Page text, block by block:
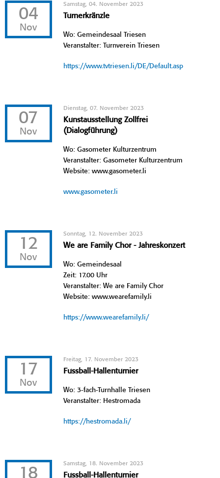
04
Nov
Samstag, 04. November 2023
Turnerkränzle
Wo: Gemeindesaal Triesen
Veranstalter: Turnverein Triesen
https://www.tvtriesen.li/DE/Default.asp
07
Nov
Dienstag, 07. November 2023
Kunstausstellung Zollfrei
(Dialogführung)
Wo: Gasometer Kulturzentrum
Veranstalter: Gasometer Kulturzentrum
Website: www.gasometer.li
www.gasometer.li
12
Nov
Sonntag, 12. November 2023
We are Family Chor - Jahreskonzert
Wo: Gemeindesaal
Zeit: 17.00 Uhr
Veranstalter: We are Family Chor
Website: www.wearefamily.li
https://www.wearefamily.li/
17
Nov
Freitag, 17. November 2023
Fussball-Hallenturnier
Wo: 3-fach-Turnhalle Triesen
Veranstalter: Hestromada
https://hestromada.li/
18
Samstag, 18. November 2023
Fussball-Hallenturnier